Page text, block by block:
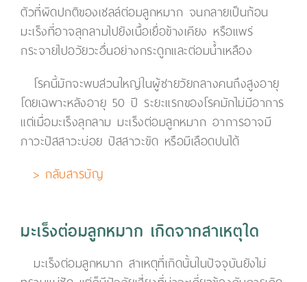
ตัวที่ผิดปกติของเซลล์ต่อมลูกหมาก จนกลายเป็นก้อน
มะเร็งที่อาจลุกลามไปยังเนื้อเยื่อข้างเคียง หรือแพร่
กระจายไปอวัยวะอื่นอย่างกระดูกและต่อมน้ำเหลือง
โรคนี้มักจะพบส่วนใหญ่ในผู้ชายวัยกลางคนถึงสูงอายุ
โดยเฉพาะหลังอายุ 50 ปี ระยะแรกของโรคมักไม่มีอาการ
แต่เมื่อมะเร็งลุกลาม มะเร็งต่อมลูกหมาก อาการอาจมี
ภาวะปัสสาวะบ่อย ปัสสาวะขัด หรือมีเลือดปนได้
> กลับสารบัญ
มะเร็งต่อมลูกหมาก เกิดจากสาเหตุใด
มะเร็งต่อมลูกหมาก สาเหตุที่เกิดนั้นในปัจจุบันยังไม่